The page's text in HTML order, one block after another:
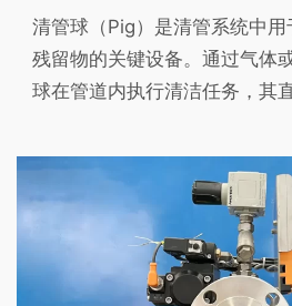
清管球（Pig）是清管系统中
残留物的关键设备。通过气体
球在管道内执行清洁任务，其